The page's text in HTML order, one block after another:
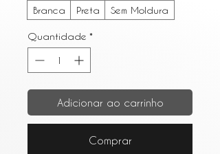
Branca Preta Sem Moldura
Quantidade *
Adicionar ao carrinho
Comprar